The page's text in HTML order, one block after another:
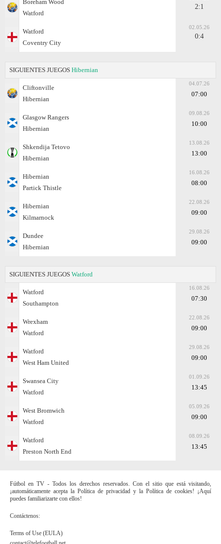
Boreham Wood
Watford
2:1
Watford
Coventry City
02.05.26
0:4
SIGUIENTES JUEGOS Hibernian
Cliftonville
Hibernian
04.07.26
07:00
Glasgow Rangers
Hibernian
09.08.26
10:00
Shkendija Tetovo
Hibernian
13.08.26
13:00
Hibernian
Partick Thistle
16.08.26
08:00
Hibernian
Kilmarnock
22.08.26
09:00
Dundee
Hibernian
29.08.26
09:00
SIGUIENTES JUEGOS Watford
Watford
Southampton
16.08.26
07:30
Wrexham
Watford
22.08.26
09:00
Watford
West Ham United
29.08.26
09:00
Swansea City
Watford
01.09.26
13:45
West Bromwich
Watford
05.09.26
09:00
Watford
Preston North End
08.09.26
13:45
Fútbol en TV - Todos los derechos reservados. Con el sitio que está visitando,
¡automáticamente acepta la Política de privacidad y la Política de cookies! ¡Aquí
puedes familiarizarte con ellos!
Contáctenos:
Terms of Use (EULA)